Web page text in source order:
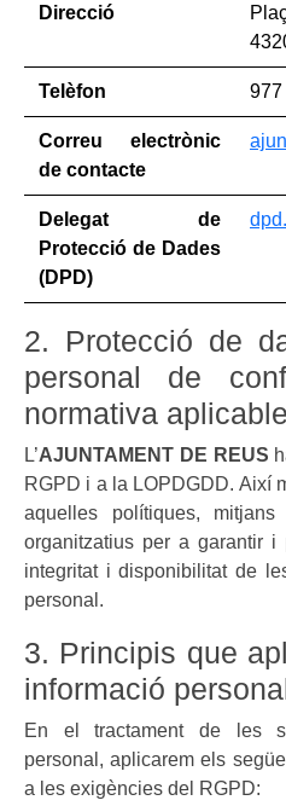
Direcció
Telèfon 977
Correu electrònic
de contacte
Delegat de
Protecció de Dades
(DPD)
2. Protecció de
personal de
normativa aplicable
L’AJUNTAMENT DE REUS
RGPD i a la LOPDGDD. Així
aquelles polítiques,
organitzatius per a garantir i
integritat i disponibilitat de
personal.
3. Principis que
informació
En el tractament de les
personal, aplicarem els
a les exigències del RGPD: